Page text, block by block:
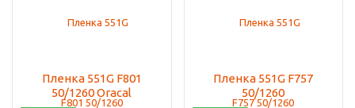
Пленка 551G F801
50/1260 Oracal
Пленка 551G F757
50/1260